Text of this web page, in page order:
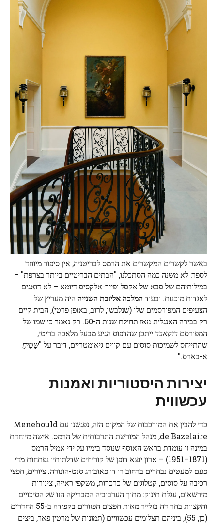
באשר לקשרים המקשרים את הרמס לבריטניה, אין סיפור מיוחד
לספר: לא משנה כמה הסתכלנו, "הבתים הבריטיים ביותר בצרפת" –
במילותיהם של סבא של אקסל ופייר-אלקסיס דיומא – לא דואגים
לאגדות מוכנות. ובעוד המלכה אליזבת השנייה היה מעריץ של
הצעיפים המפורסמים שלו (שנלבשו, לרוב, באופן פרטי), הבית קיים
רק בבירה האנגלית מאז תחילת שנות ה-60. רק נאמר כי שמו של
המפורסם רוקאבר ייתכן שהדפוס הגיע מבעל מלאכה בריטי,
שהתייחס לשמיכות סוסים עם קווים גיאומטריים, דיבר על "שָׁטִיחַ
א-בארס."
יצירות היסטוריות ואמנות
עכשווית
כדי להבין את המורכבות של המקום הזה, נפגשנו עם Menehould
de Bazelaire, מנהל המורשת התרבותית של הרמס. אישה מיוחדת
במינה זו עומדת בראש האוסף שנוסד בימיו על ידי אמיל הרמס
(1871–1951) – ארון יוצא דופן של קוריוזים שדלתותיו נפתחות מדי
פעם למעטים נבחרים ברחוב רו דו פאובורג סנט-הונורה. ציורים, חפצי
רכיבה על סוסים, קטלוגים של כרכרות, משקפי ראייה, צינורות
מירשאום, עגלת תינוק: מתוך הערבוביה המבריקה הזו של הסיכויים
והקצוות בחר דה בזלייר מאות חפצים הפזורים בקפידה ב-55 החדרים
(כן, 55), ביניהם תצלומים עכשוויים (תמונות של מרטין פאר, ביצים